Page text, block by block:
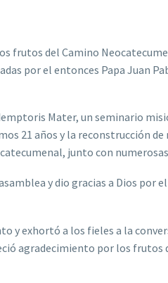
frutos del Camino
por el entonces Papa Juan
Mater, un seminario
21 años y la reconstrucción
junto con
y dio gracias a Dios por
y exhortó a los fieles a la
agradecimiento por los frutos